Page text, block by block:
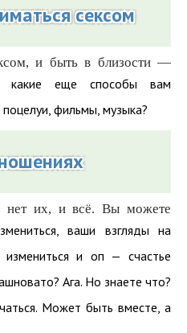
сексом
и быть в близости —
какие еще способы вам
фильмы, музыка?
нет их, и всё. Вы можете
ваши взгляды на
и оп — счастье
Ага. Но знаете что?
Может быть вместе, а